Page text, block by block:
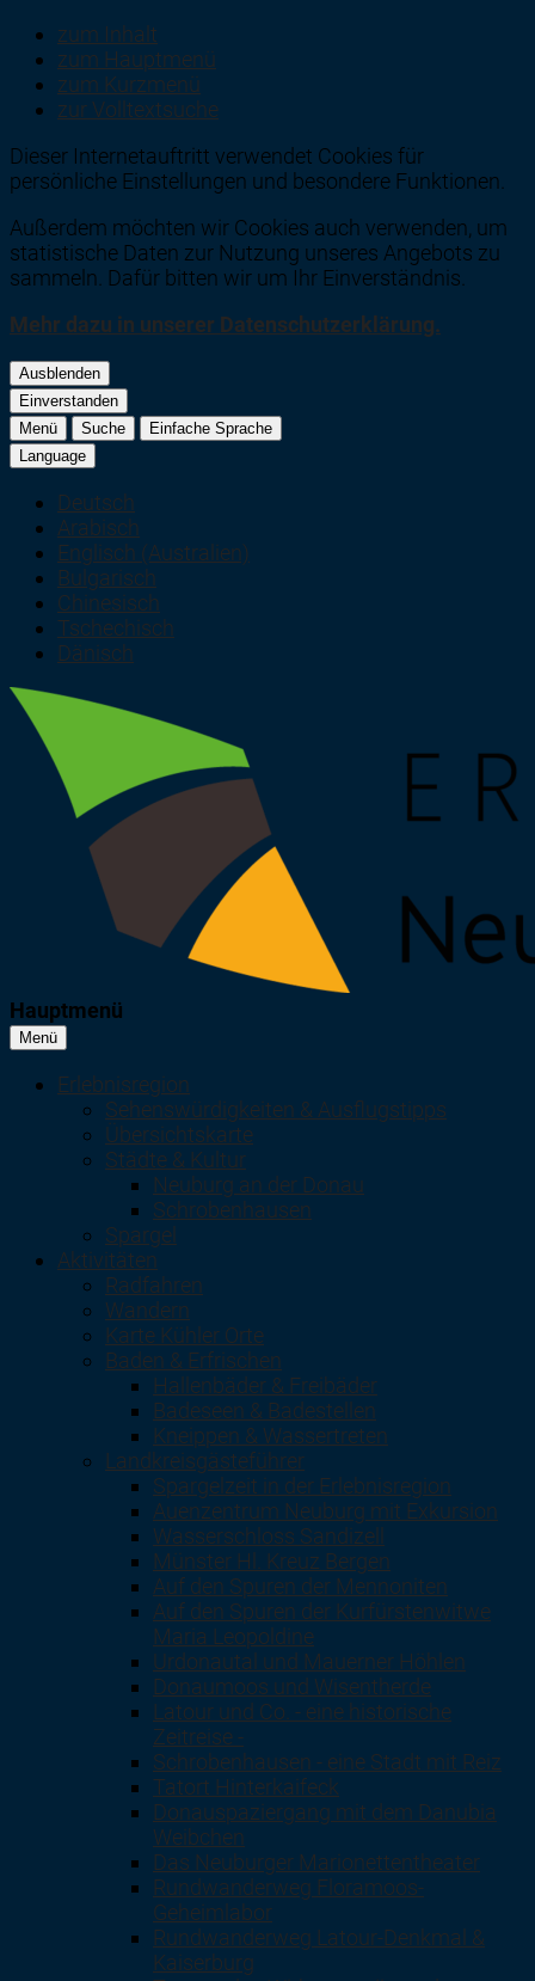
zum Inhalt
zum Hauptmenü
zum Kurzmenü
zur Volltextsuche
Dieser Internetauftritt verwendet Cookies für
persönliche Einstellungen und besondere Funktionen.
Außerdem möchten wir Cookies auch verwenden, um
statistische Daten zur Nutzung unseres Angebots zu
sammeln. Dafür bitten wir um Ihr Einverständnis.
Mehr dazu in unserer Datenschutzerklärung.
Ausblenden
Einverstanden
Menü
Suche
Einfache Sprache
Language
Deutsch
Arabisch
Englisch (Australien)
Bulgarisch
Chinesisch
Tschechisch
Dänisch
Hauptmenü
Menü
Erlebnisregion
Sehenswürdigkeiten & Ausflugstipps
Übersichtskarte
Städte & Kultur
Neuburg an der Donau
Schrobenhausen
Spargel
Aktivitäten
Radfahren
Wandern
Karte Kühler Orte
Baden & Erfrischen
Hallenbäder & Freibäder
Badeseen & Badestellen
Kneippen & Wassertreten
Landkreisgästeführer
Spargelzeit in der Erlebnisregion
Auenzentrum Neuburg mit Exkursion
Wasserschloss Sandizell
Münster Hl. Kreuz Bergen
Auf den Spuren der Mennoniten
Auf den Spuren der Kurfürstenwitwe
Maria Leopoldine
Urdonautal und Mauerner Höhlen
Donaumoos und Wisentherde
Latour und Co. - eine historische
Zeitreise -
Schrobenhausen - eine Stadt mit Reiz
Tatort Hinterkaifeck
Donauspaziergang mit dem Danubia
Weibchen
Das Neuburger Marionettentheater
Rundwanderweg Floramoos-
Geheimlabor
Rundwanderweg Latour-Denkmal &
Kaiserburg